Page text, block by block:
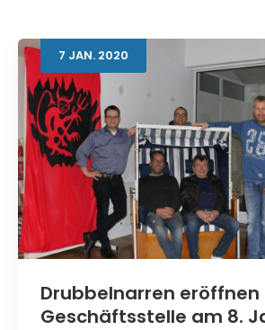
7 JAN. 2020
Drubbelnarren eröffnen
Geschäftsstelle am 8.